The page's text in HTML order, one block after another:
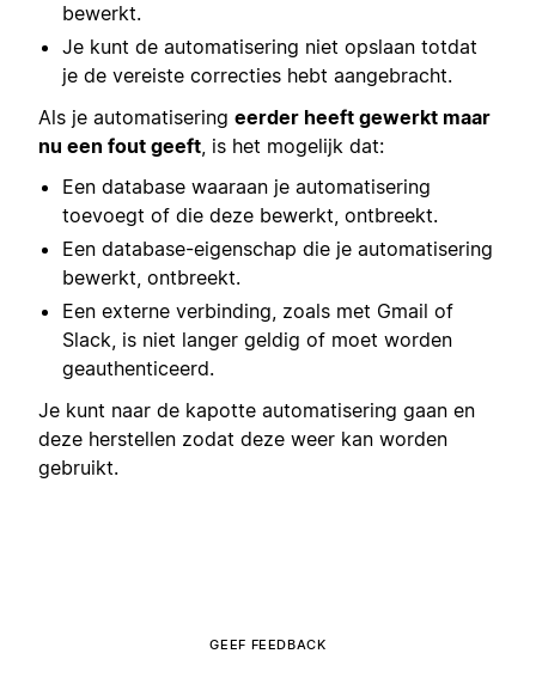
bewerkt.
Je kunt de automatisering niet opslaan totdat
je de vereiste correcties hebt aangebracht.
Als je automatisering eerder heeft gewerkt maar
nu een fout geeft , is het mogelijk dat:
Een database waaraan je automatisering
toevoegt of die deze bewerkt, ontbreekt.
Een database-eigenschap die je automatisering
bewerkt, ontbreekt.
Een externe verbinding, zoals met Gmail of
Slack, is niet langer geldig of moet worden
geauthenticeerd.
Je kunt naar de kapotte automatisering gaan en
deze herstellen zodat deze weer kan worden
gebruikt.
GEEF FEEDBACK